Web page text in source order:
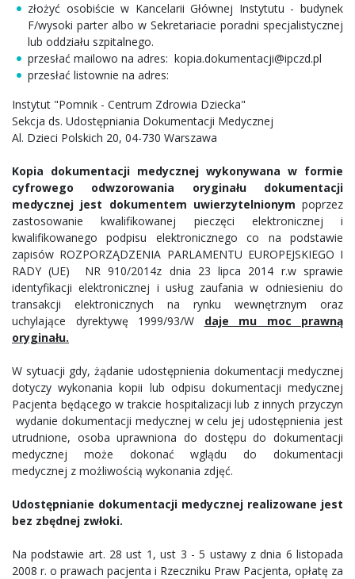
złożyć osobiście w Kancelarii Głównej Instytutu - budynek
F/wysoki parter albo w Sekretariacie poradni specjalistycznej
lub oddziału szpitalnego.
przesłać mailowo na adres: kopia.dokumentacji@ipczd.pl
przesłać listownie na adres:
Instytut "Pomnik - Centrum Zdrowia Dziecka"
Sekcja ds. Udostępniania Dokumentacji Medycznej
Al. Dzieci Polskich 20, 04-730 Warszawa
Kopia dokumentacji medycznej wykonywana w formie
cyfrowego odwzorowania oryginału dokumentacji
medycznej jest dokumentem uwierzytelnionym poprzez
zastosowanie kwalifikowanej pieczęci elektronicznej i
kwalifikowanego podpisu elektronicznego co na podstawie
zapisów ROZPORZĄDZENIA PARLAMENTU EUROPEJSKIEGO I
RADY (UE) NR 910/2014z dnia 23 lipca 2014 r.w sprawie
identyfikacji elektronicznej i usług zaufania w odniesieniu do
transakcji elektronicznych na rynku wewnętrznym oraz
uchylające dyrektywę 1999/93/W daje mu moc prawną
oryginału.
W sytuacji gdy, żądanie udostępnienia dokumentacji medycznej
dotyczy wykonania kopii lub odpisu dokumentacji medycznej
Pacjenta będącego w trakcie hospitalizacji lub z innych przyczyn
wydanie dokumentacji medycznej w celu jej udostępnienia jest
utrudnione, osoba uprawniona do dostępu do dokumentacji
medycznej może dokonać wglądu do dokumentacji
medycznej z możliwością wykonania zdjęć.
Udostępnianie dokumentacji medycznej realizowane jest
bez zbędnej zwłoki.
Na podstawie art. 28 ust 1, ust 3 - 5 ustawy z dnia 6 listopada
2008 r. o prawach pacjenta i Rzeczniku Praw Pacjenta, opłatę za